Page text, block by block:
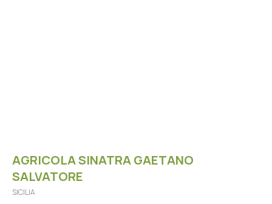
AGRICOLA SINATRA GAETANO
SALVATORE
SICILIA